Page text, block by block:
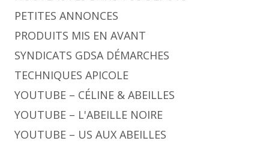
PETITES ANNONCES
PRODUITS MIS EN AVANT
SYNDICATS GDSA DÉMARCHES
TECHNIQUES APICOLE
YOUTUBE – CÉLINE & ABEILLES
YOUTUBE – L'ABEILLE NOIRE
YOUTUBE – US AUX ABEILLES